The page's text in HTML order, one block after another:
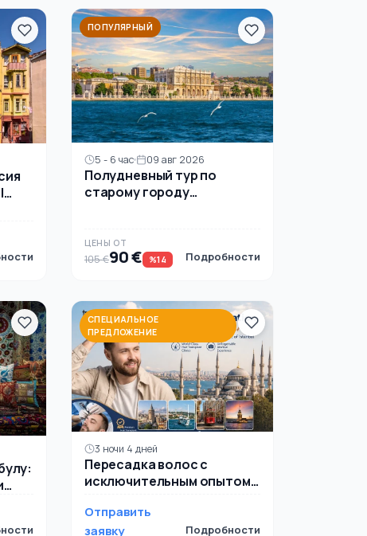
ПОПУЛЯРНЫЙ
5 - 6 час 09 авг 2026
Полудневный тур по
старому городу
София и мечеть
Сулеймание
ЦЕНЫ ОТ
105 €90 € %14 Подробности
СПЕЦИАЛЬНОЕ
ПРЕДЛОЖЕНИЕ
3 ночи 4 дней
Пересадка волос с
исключительным опытом в
Отправить
заявку
Подробности